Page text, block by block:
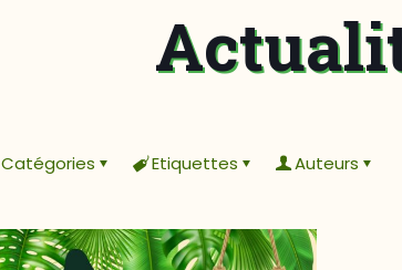
Catégories Etiquettes Auteurs